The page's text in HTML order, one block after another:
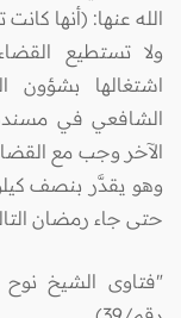
الله عنها: (أنها
ولا تستطيع
اشتغالها بشؤون
الشافعي في
الآخر وجب مع
وهو يقدَّر بنصف
حتى جاء رمضان
"فتاوى الشيخ